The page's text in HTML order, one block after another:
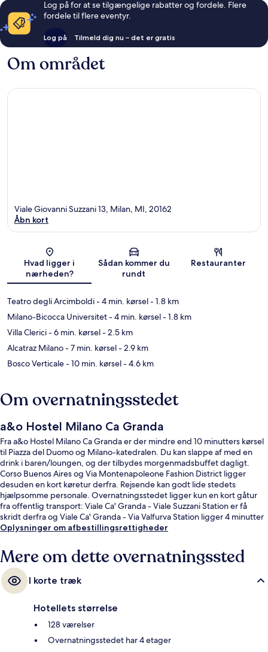
Log på for at se tilgængelige rabatter og fordele. Flere
fordele til flere eventyr.
Log på Tilmeld dig nu – det er gratis
Om området
Kort
Viale Giovanni Suzzani 13, Milan, MI, 20162
Åbn kort
Hvad ligger i
nærheden?
Sådan kommer du
rundt
Restauranter
Teatro degli Arcimboldi- 4 min. kørsel- 1.8 km
Milano-Bicocca Universitet- 4 min. kørsel- 1.8 km
Villa Clerici- 6 min. kørsel- 2.5 km
Alcatraz Milano- 7 min. kørsel- 2.9 km
Bosco Verticale- 10 min. kørsel- 4.6 km
Om overnatningsstedet
a&o Hostel Milano Ca Granda
Fra a&o Hostel Milano Ca Granda er der mindre end 10 minutters kørsel
til Piazza del Duomo og Milano-katedralen. Du kan slappe af med en
drink i baren/loungen, og der tilbydes morgenmadsbuffet dagligt.
Corso Buenos Aires og Via Montenapoleone Fashion District ligger
desuden en kort køretur derfra. Rejsende kan godt lide stedets
hjælpsomme personale. Overnatningsstedet ligger kun en kort gåtur
fra offentlig transport: Viale Ca' Granda - Viale Suzzani Station er få
skridt derfra og Viale Ca' Granda - Via Valfurva Station ligger 4 minutter
væk.
Oplysninger om afbestillingsrettigheder
Mere om dette overnatningssted
I korte træk
Hotellets størrelse
128 værelser
Overnatningsstedet har 4 etager